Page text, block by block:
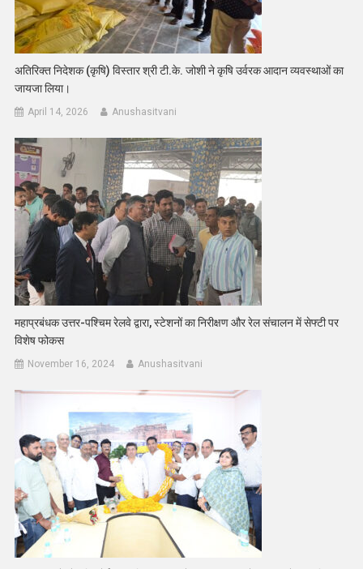
अतिरिक्त निदेशक (कृषि) विस्तार श्री टी.के. जोशी ने कृषि उर्वरक आदान व्यवस्थाओं का
जायजा लिया।
April 14, 2026 Anushasitvani
महाप्रबंधक उत्तर-पश्चिम रेलवे द्वारा, स्टेशनों का निरीक्षण और रेल संचालन में सेफ्टी पर
विशेष फोकस
November 16, 2024 Anushasitvani